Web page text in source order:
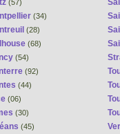
(57)
(34)
(28)
(68)
(54)
(92)
(44)
(06)
(30)
(45)